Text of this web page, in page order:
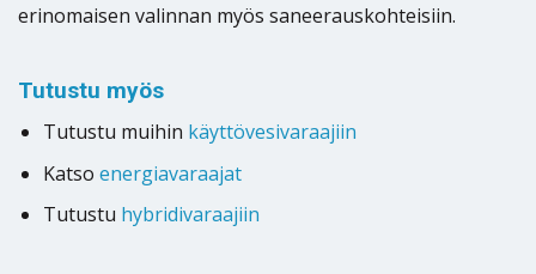
erinomaisen valinnan myös saneerauskohteisiin.
Tutustu myös
Tutustu muihin käyttövesivaraajiin
Katso energiavaraajat
Tutustu hybridivaraajiin